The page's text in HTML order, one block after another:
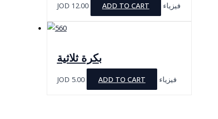
JOD 12.00 ADD TO CART فيزياء
بكرة ثلاثية
JOD 5.00 ADD TO CART فيزياء